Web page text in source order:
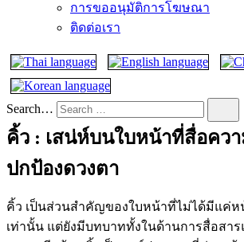
การขออนุมัติการโฆษณา
ติดต่อเรา
Search…
คิ้ว : เสน่ห์บนใบหน้าที่สื่อคว
ปกป้องดวงตา
คิ้ว เป็นส่วนสำคัญของใบหน้าที่ไม่ได้มีแค่ห
เท่านั้น แต่ยังมีบทบาททั้งในด้านการสื่อสาร